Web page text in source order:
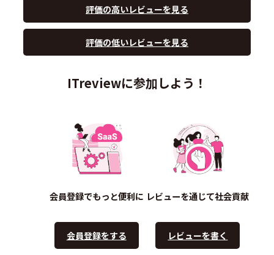
評価の高いレビューを見る
評価の低いレビューを見る
ITreviewに参加しよう！
会員登録でもっと便利に
会員登録をする
レビューを通じて社会貢献
レビューを書く